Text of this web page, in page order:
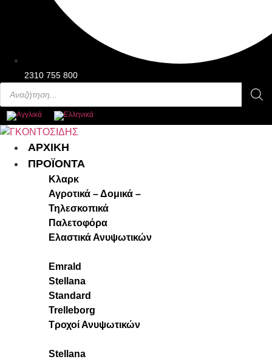
2310 755 800
Products
search
ΑΡΧΙΚΗ
ΠΡΟΪΟΝΤΑ
Κλαρκ
Αγροτικά – Δομικά –
Τηλεσκοπικά
Παλετοφόρα
Ελαστικά Ανυψωτικών
Emrald
Stellana
Standard
Trelleborg
Τροχοί Ανυψωτικών
Stellana